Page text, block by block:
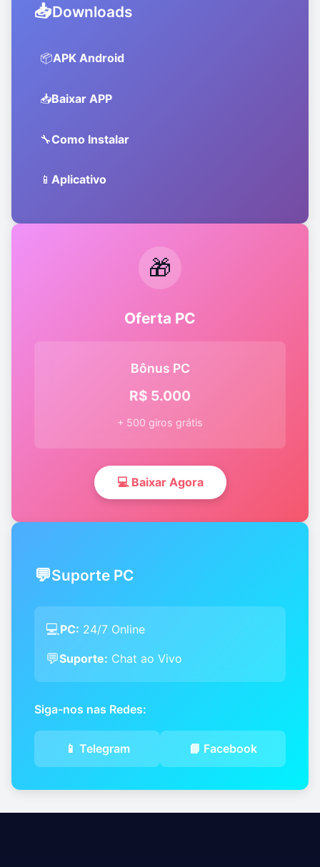
📥Downloads
📦APK Android
📥Baixar APP
🔧Como Instalar
📱 Aplicativo
🎁
Oferta PC
Bônus PC
R$ 5.000
+ 500 giros grátis
💻 Baixar Agora
💬Suporte PC
💻PC: 24/7 Online
💬Suporte: Chat ao Vivo
Siga-nos nas Redes:
📱 Telegram 📘 Facebook